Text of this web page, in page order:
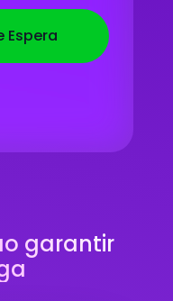
Espera
garantir